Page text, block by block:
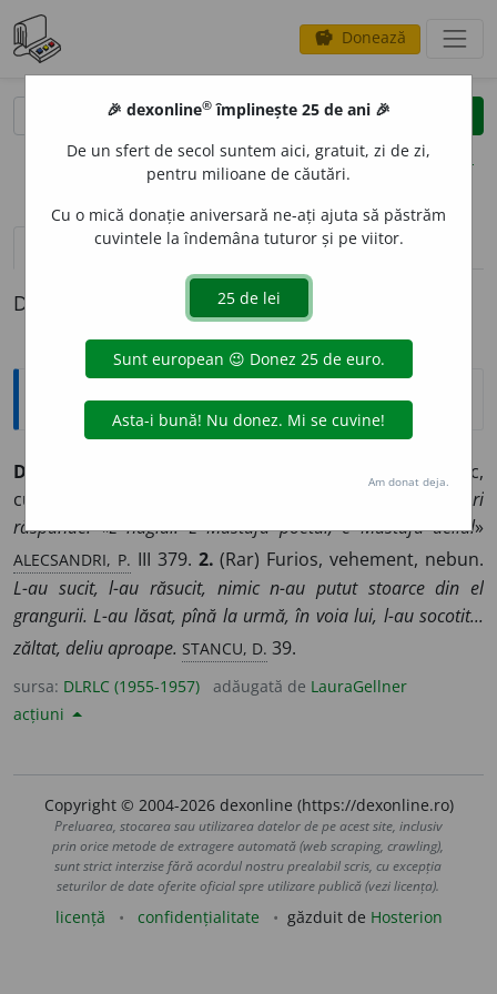
savings Donează
clear
opțiuni
definiții (1) pronunțievolume_up (10)
Definiția cu ID-ul 905181:
Explicative DEX
DEL
(Învechit și arhaizant) Voinic,
curajos, viteaz, îndrăzneț.
Un glas de mii de glasuri
răspunde: «E hagiul! E Mustafa poetul, e Mustafa deliul»
ALECSANDRI, P. III 379. 2. (Rar) Furios, vehement, nebun.
L-au sucit, l-au răsucit, nimic n-au putut stoarce din el
grangurii. L-au lăsat, pînă la urmă, în voia lui, l-au socotit...
zăltat, deliu aproape. STANCU, D. 39.
sursa: DLRLC (1955-1957) adăugată de LauraGellner
acțiuni
Copyright © 2004-2026 dexonline (https://dexonline.ro)
Preluarea, stocarea sau utilizarea datelor de pe acest site, inclusiv
prin orice metode de extragere automată (web scraping, crawling),
sunt strict interzise fără acordul nostru prealabil scris, cu excepția
seturilor de date oferite oficial spre utilizare publică (vezi licența).
licență confidențialitate găzduit de Hosterion
🎉 dexonline® împlinește 25 de ani 🎉
De un sfert de secol suntem aici, gratuit, zi de zi,
pentru milioane de căutări.
Cu o mică donație aniversară ne-ați ajuta să păstrăm
cuvintele la îndemâna tuturor și pe viitor.
Am donat deja.